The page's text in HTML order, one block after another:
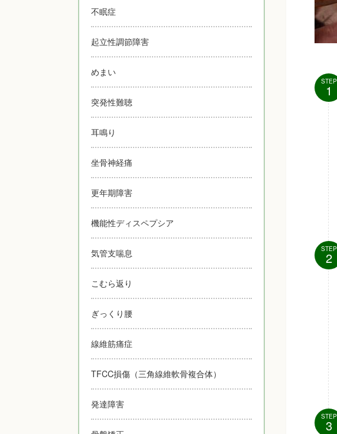
STEP
STEP
STEP
不眠症
起立性調節障害
めまい
突発性難聴
耳鳴り
坐骨神経痛
更年期障害
機能性ディスペプシア
気管支喘息
こむら返り
ぎっくり腰
線維筋痛症
TFCC損傷（三角線維軟骨複合体）
発達障害